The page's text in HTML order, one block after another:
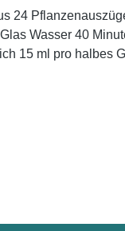
24
Wasser 40
15 ml pro halbes
Essen. Die Kur